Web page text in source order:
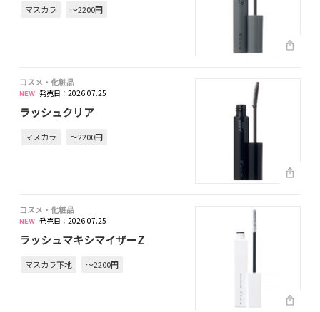
マスカラ ～2200円
コスメ・化粧品
発売日：2026.07.25
ラッシュクリア
マスカラ ～2200円
コスメ・化粧品
発売日：2026.07.25
ラッシュマキシマイザーZ
マスカラ下地 ～2200円